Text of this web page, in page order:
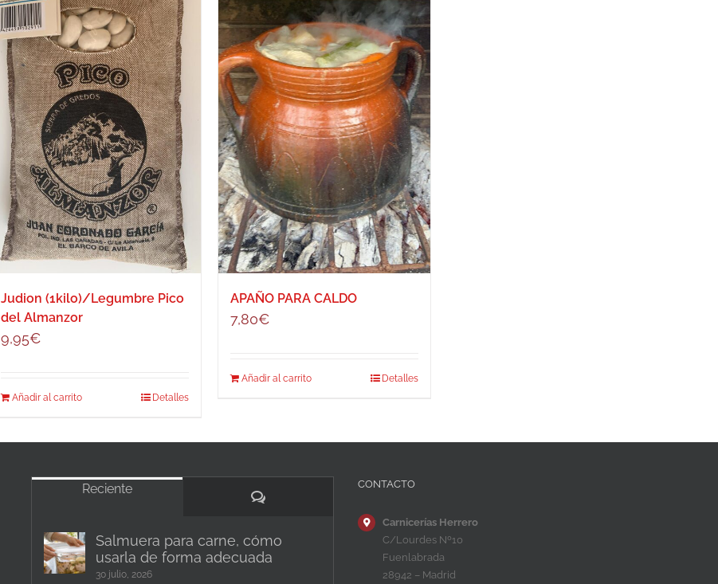
Judion (1kilo)/Legumbre Pico
del Almanzor
9,95€
Añadir al carrito Detalles
APAÑO PARA CALDO
7,80€
Añadir al carrito Detalles
Reciente
Comentarios
Salmuera para carne, cómo
usarla de forma adecuada
30 julio, 2026
CONTACTO
Carnicerías Herrero
C/Lourdes Nº10
Fuenlabrada
28942 – Madrid